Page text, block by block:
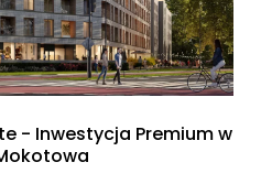
- Inwestycja Premium w